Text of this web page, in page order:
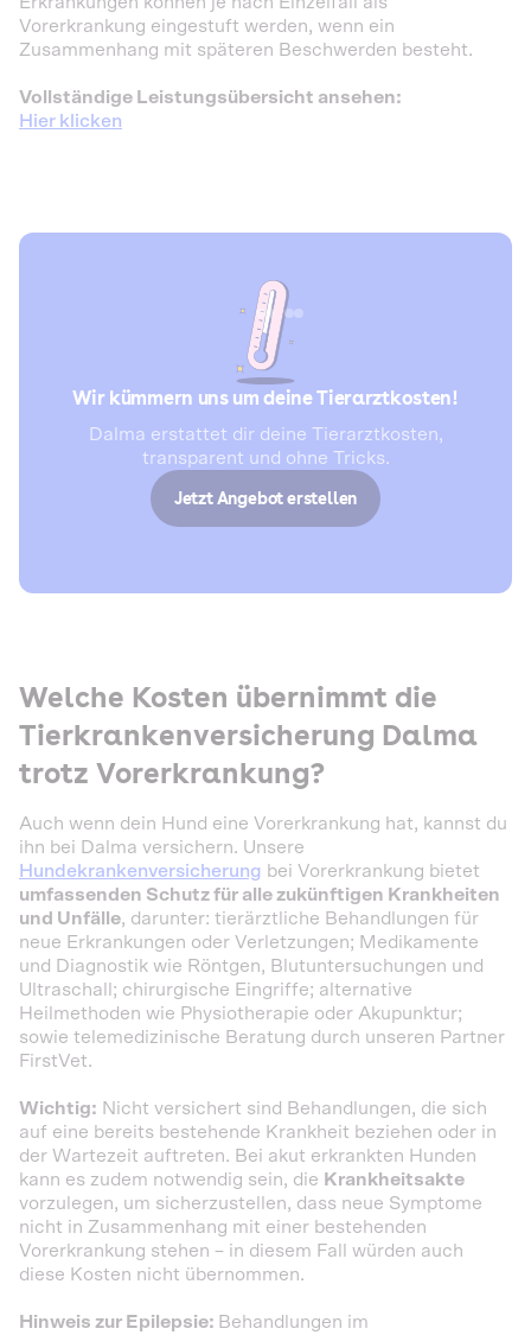
Vorerkrankung eingestuft werden, wenn ein
Zusammenhang mit späteren Beschwerden besteht.
Vollständige Leistungsübersicht ansehen:
Hier klicken
Wir kümmern uns um deine Tierarztkosten!
Dalma erstattet dir deine Tierarztkosten,
transparent und ohne Tricks.
Jetzt Angebot erstellen
Welche Kosten übernimmt die
Tierkrankenversicherung Dalma
trotz Vorerkrankung?
Auch wenn dein Hund eine Vorerkrankung hat, kannst du
ihn bei Dalma versichern. Unsere
Hundekrankenversicherung bei Vorerkrankung bietet
umfassenden Schutz für alle zukünftigen Krankheiten
und Unfälle, darunter: tierärztliche Behandlungen für
neue Erkrankungen oder Verletzungen; Medikamente
und Diagnostik wie Röntgen, Blutuntersuchungen und
Ultraschall; chirurgische Eingriffe; alternative
Heilmethoden wie Physiotherapie oder Akupunktur;
sowie telemedizinische Beratung durch unseren Partner
FirstVet.
Wichtig: Nicht versichert sind Behandlungen, die sich
auf eine bereits bestehende Krankheit beziehen oder in
der Wartezeit auftreten. Bei akut erkrankten Hunden
kann es zudem notwendig sein, die Krankheitsakte
vorzulegen, um sicherzustellen, dass neue Symptome
nicht in Zusammenhang mit einer bestehenden
Vorerkrankung stehen – in diesem Fall würden auch
diese Kosten nicht übernommen.
Hinweis zur Epilepsie: Behandlungen im